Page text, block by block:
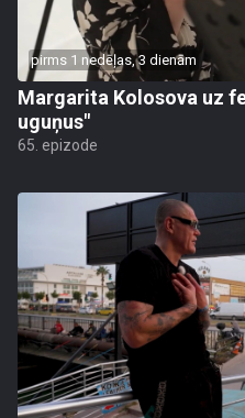
pirms 1 nedēļas, 3 dienām
Margarita Kolosova uz
uguņus"
65. epizode